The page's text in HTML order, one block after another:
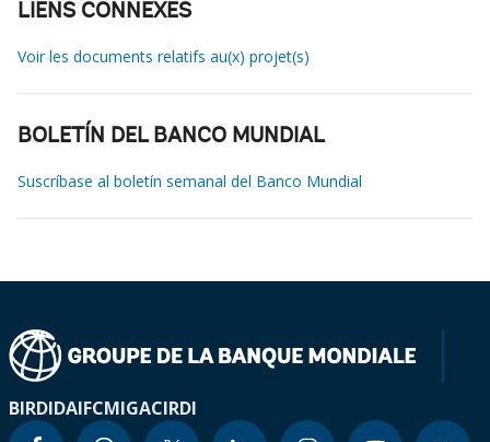
LIENS CONNEXES
Voir les documents relatifs au(x) projet(s)
BOLETÍN DEL BANCO MUNDIAL
Suscríbase al boletín semanal del Banco Mundial
BIRDIDAIFCMIGACIRDI